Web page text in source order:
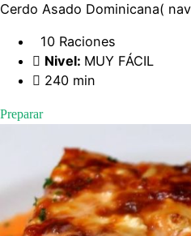
Cerdo Asado Dominicana(
10 Raciones
Nivel: MUY FÁCIL
240 min
Preparar